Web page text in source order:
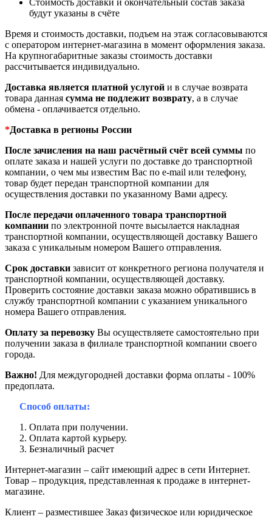
Стоимость доставки и окончательный состав заказа
будут указаны в счёте
Время и стоимость доставки, подъем на этаж согласовываются
с оператором интернет-магазина в момент оформления заказа.
На крупногабаритные заказы стоимость доставки
рассчитывается индивидуально.
Доставка является платной услугой и в случае возврата
товара данная сумма не подлежит возврату, а в случае
обмена - оплачивается отдельно.
*Доставка в регионы России
После зачисления на наш расчётный счёт всей суммы по
оплате заказа и нашей услуги по доставке до транспортной
компании, о чем мы известим Вас по e-mail или телефону,
товар будет передан транспортной компании для
осуществления доставки по указанному Вами адресу.
После передачи оплаченного товара транспортной
компании по электронной почте высылается накладная
транспортной компании, осуществляющей доставку Вашего
заказа с уникальным номером Вашего отправления.
Срок доставки зависит от конкретного региона получателя и
транспортной компании, осуществляющей доставку.
Проверить состояние доставки заказа можно обратившись в
службу транспортной компании с указанием уникального
номера Вашего отправления.
Оплату за перевозку Вы осуществляете самостоятельно при
получении заказа в филиале транспортной компании своего
города.
Важно! Для междугородней доставки форма оплаты - 100%
предоплата.
Способ оплаты:
Оплата при получении.
Оплата картой курьеру.
Безналичный расчет
Интернет-магазин – сайт имеющий адрес в сети Интернет.
Товар – продукция, представленная к продаже в интернет-
магазине.
Клиент – разместившее Заказ физическое или юридическое